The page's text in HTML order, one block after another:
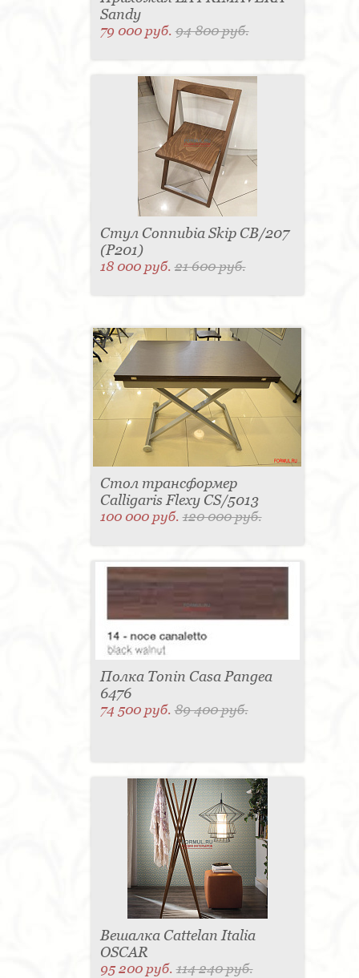
Sandy
79 000 руб.94 800 руб.
Стул Connubia Skip CB/207
(Р201)
18 000 руб.21 600 руб.
Стол трансформер
Calligaris Flexy CS/5013
100 000 руб.120 000 руб.
Полка Tonin Casa Pangea
6476
74 500 руб.89 400 руб.
Вешалка Cattelan Italia
OSCAR
95 200 руб.114 240 руб.